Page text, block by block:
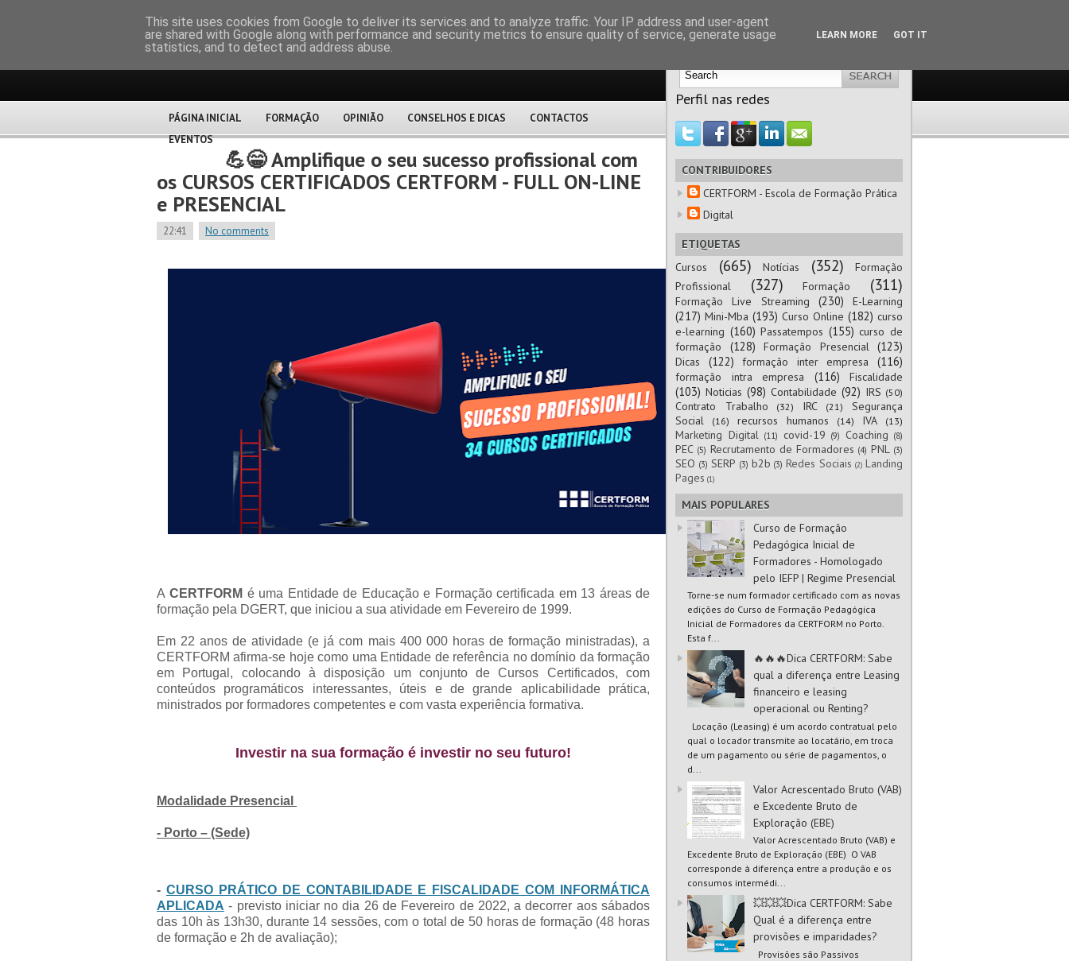
CERTFORM
PÁGINA INICIAL FORMAÇÃO OPINIÃO CONSELHOS E DICAS
CONTACTOS
EVENTOS
💪😁 Amplifique o seu sucesso profissional com
os CURSOS CERTIFICADOS CERTFORM - FULL ON-LINE
e PRESENCIAL
22:41 No comments
ACERTFORM é uma Entidade de Educação e Formação certificada em 13 áreas de
formação pela DGERT, que iniciou a sua atividade em Fevereiro de 1999.
Em 22 anos de atividade (e já com mais 400 000 horas de formação ministradas), a
CERTFORM afirma-se hoje como uma Entidade de referência no domínio da formação
em Portugal, colocando à disposição um conjunto de Cursos Certificados, com
conteúdos programáticos interessantes, úteis e de grande aplicabilidade prática,
ministrados por formadores competentes e com vasta experiência formativa.
Investir na sua formação é investir no seu futuro!
Modalidade Presencial
- Porto – (Sede)
- CURSO PRÁTICO DE CONTABILIDADE E FISCALIDADE COM INFORMÁTICA
APLICADA - previsto iniciar no dia 26 de Fevereiro de 2022, a decorrer aos sábados
das 10h às 13h30, durante 14 sessões, com o total de 50 horas de formação (48 horas
de formação e 2h de avaliação);
Perfil nas redes
CONTRIBUIDORES
CERTFORM - Escola de Formação Prática
Digital
ETIQUETAS
Cursos
(665) Notícias (352)
Formação
Profissional
(327) Formação (311)
Formação Live Streaming (230) E-Learning
(217) Mini-Mba (193) Curso Online (182) curso
e-learning (160) Passatempos (155) curso de
formação
(128) Formação Presencial (123)
Dicas (122) formação inter empresa (116)
formação intra empresa (116) Fiscalidade
(103) Noticias (98) Contabilidade (92) IRS (50)
Contrato Trabalho (32) IRC (21)
Segurança
Social
(16) recursos humanos (14) IVA (13)
Marketing Digital (11) covid-19 (9) Coaching (8)
PEC (5) Recrutamento de Formadores (4) PNL (3)
SEO (3) SERP (3) b2b (3) Redes Sociais (2) Landing
Pages (1)
MAIS POPULARES
Curso de Formação
Pedagógica Inicial de
Formadores - Homologado
pelo IEFP | Regime Presencial
Torne-se num formador certificado com as novas
edições do Curso de Formação Pedagógica
Inicial de Formadores da CERTFORM no Porto.
Esta f...
🔥🔥🔥Dica CERTFORM: Sabe
qual a diferença entre Leasing
financeiro e leasing
operacional ou Renting?
Locação (Leasing) é um acordo contratual pelo
qual o locador transmite ao locatário, em troca
de um pagamento ou série de pagamentos, o
d...
Valor Acrescentado Bruto (VAB)
e Excedente Bruto de
Exploração (EBE)
Valor Acrescentado Bruto (VAB) e
Excedente Bruto de Exploração (EBE) O VAB
corresponde à diferença entre a produção e os
consumos intermédi...
💥💥💥Dica CERTFORM: Sabe
Qual é a diferença entre
provisões e imparidades?
Provisões são Passivos
This site uses cookies from Google to deliver its services and to analyze traffic. Your IP address and user-agent
are shared with Google along with performance and security metrics to ensure quality of service, generate usage
statistics, and to detect and address abuse.
LEARN MORE GOT IT